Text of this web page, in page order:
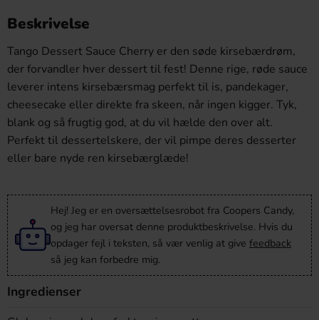
Beskrivelse
Tango Dessert Sauce Cherry er den søde kirsebærdrøm,
der forvandler hver dessert til fest! Denne rige, røde sauce
leverer intens kirsebærsmag perfekt til is, pandekager,
cheesecake eller direkte fra skeen, når ingen kigger. Tyk,
blank og så frugtig god, at du vil hælde den over alt.
Perfekt til dessertelskere, der vil pimpe deres desserter
eller bare nyde ren kirsebærglæde!
Hej! Jeg er en oversættelsesrobot fra Coopers Candy,
og jeg har oversat denne produktbeskrivelse. Hvis du
opdager fejl i teksten, så vær venlig at give feedback
så jeg kan forbedre mig.
Ingredienser